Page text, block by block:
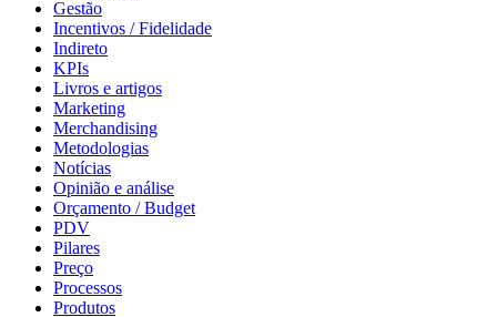
Gestão
Incentivos / Fidelidade
Indireto
KPIs
Livros e artigos
Marketing
Merchandising
Metodologias
Notícias
Opinião e análise
Orçamento / Budget
PDV
Pilares
Preço
Processos
Produtos